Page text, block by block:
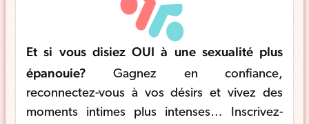
Et si vous disiez OUI à une sexualité plus
épanouie? Gagnez en confiance,
reconnectez-vous à vos désirs et vivez des
moments intimes plus intenses… Inscrivez-